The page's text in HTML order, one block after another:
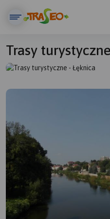
Trasy
© Traseo Map © OpenMapTiles